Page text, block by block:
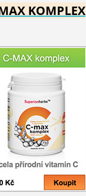
KOMPLEX